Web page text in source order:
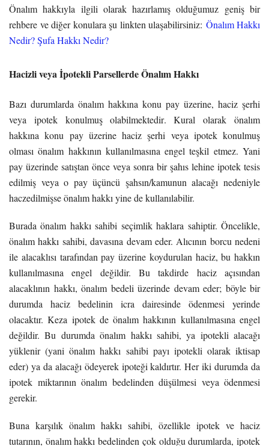
Önalım hakkıyla ilgili olarak hazırlamış olduğumuz geniş bir
rehbere ve diğer konulara şu linkten ulaşabilirsiniz: Önalım Hakkı
Nedir? Şufa Hakkı Nedir?
Hacizli veya İpotekli Parsellerde Önalım Hakkı
Bazı durumlarda önalım hakkına konu pay üzerine, haciz şerhi
veya ipotek konulmuş olabilmektedir. Kural olarak önalım
hakkına konu pay üzerine haciz şerhi veya ipotek konulmuş
olması önalım hakkının kullanılmasına engel teşkil etmez. Yani
pay üzerinde satıştan önce veya sonra bir şahıs lehine ipotek tesis
edilmiş veya o pay üçüncü şahsın/kamunun alacağı nedeniyle
haczedilmişse önalım hakkı yine de kullanılabilir.
Burada önalım hakkı sahibi seçimlik haklara sahiptir. Öncelikle,
önalım hakkı sahibi, davasına devam eder. Alıcının borcu nedeni
ile alacaklısı tarafından pay üzerine koydurulan haciz, bu hakkın
kullanılmasına engel değildir. Bu takdirde haciz açısından
alacaklının hakkı, önalım bedeli üzerinde devam eder; böyle bir
durumda haciz bedelinin icra dairesinde ödenmesi yerinde
olacaktır. Keza ipotek de önalım hakkının kullanılmasına engel
değildir. Bu durumda önalım hakkı sahibi, ya ipotekli alacağı
yüklenir (yani önalım hakkı sahibi payı ipotekli olarak iktisap
eder) ya da alacağı ödeyerek ipoteği kaldırtır. Her iki durumda da
ipotek miktarının önalım bedelinden düşülmesi veya ödenmesi
gerekir.
Buna karşılık önalım hakkı sahibi, özellikle ipotek ve haciz
tutarının, önalım hakkı bedelinden çok olduğu durumlarda, ipotek